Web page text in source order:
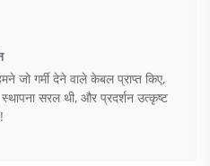
जो गर्मी देने वाले केबल प्राप्त किए,
सरल थी, और प्रदर्शन उत्कृष्ट